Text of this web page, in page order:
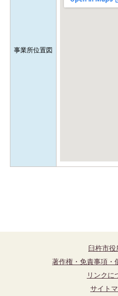
事業所位置図
臼杵市役
著作権・免責事項・
リンクに
サイト